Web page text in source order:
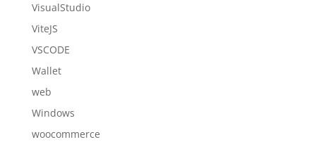
VisualStudio
ViteJS
VSCODE
Wallet
web
Windows
woocommerce